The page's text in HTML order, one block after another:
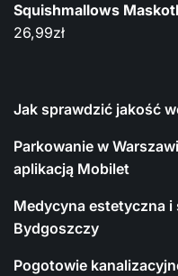
Squishmallows
26,99zł
Jak sprawdzić jakość
Parkowanie w
aplikacją Mobilet
Medycyna estetyczna
Bydgoszczy
Pogotowie